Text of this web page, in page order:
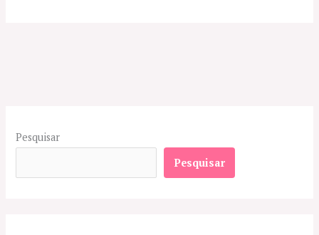
Pesquisar
Pesquisar